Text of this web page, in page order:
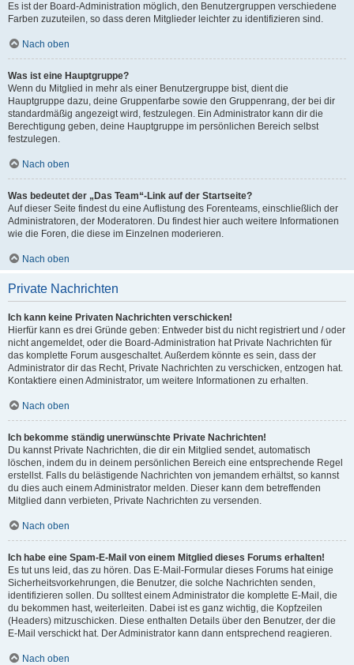
Es ist der Board-Administration möglich, den Benutzergruppen verschiedene
Farben zuzuteilen, so dass deren Mitglieder leichter zu identifizieren sind.
Nach oben
Was ist eine Hauptgruppe?
Wenn du Mitglied in mehr als einer Benutzergruppe bist, dient die
Hauptgruppe dazu, deine Gruppenfarbe sowie den Gruppenrang, der bei dir
standardmäßig angezeigt wird, festzulegen. Ein Administrator kann dir die
Berechtigung geben, deine Hauptgruppe im persönlichen Bereich selbst
festzulegen.
Nach oben
Was bedeutet der „Das Team“-Link auf der Startseite?
Auf dieser Seite findest du eine Auflistung des Forenteams, einschließlich der
Administratoren, der Moderatoren. Du findest hier auch weitere Informationen
wie die Foren, die diese im Einzelnen moderieren.
Nach oben
Private Nachrichten
Ich kann keine Privaten Nachrichten verschicken!
Hierfür kann es drei Gründe geben: Entweder bist du nicht registriert und / oder
nicht angemeldet, oder die Board-Administration hat Private Nachrichten für
das komplette Forum ausgeschaltet. Außerdem könnte es sein, dass der
Administrator dir das Recht, Private Nachrichten zu verschicken, entzogen hat.
Kontaktiere einen Administrator, um weitere Informationen zu erhalten.
Nach oben
Ich bekomme ständig unerwünschte Private Nachrichten!
Du kannst Private Nachrichten, die dir ein Mitglied sendet, automatisch
löschen, indem du in deinem persönlichen Bereich eine entsprechende Regel
erstellst. Falls du belästigende Nachrichten von jemandem erhältst, so kannst
du dies auch einem Administrator melden. Dieser kann dem betreffenden
Mitglied dann verbieten, Private Nachrichten zu versenden.
Nach oben
Ich habe eine Spam-E-Mail von einem Mitglied dieses Forums erhalten!
Es tut uns leid, das zu hören. Das E-Mail-Formular dieses Forums hat einige
Sicherheitsvorkehrungen, die Benutzer, die solche Nachrichten senden,
identifizieren sollen. Du solltest einem Administrator die komplette E-Mail, die
du bekommen hast, weiterleiten. Dabei ist es ganz wichtig, die Kopfzeilen
(Headers) mitzuschicken. Diese enthalten Details über den Benutzer, der die
E-Mail verschickt hat. Der Administrator kann dann entsprechend reagieren.
Nach oben